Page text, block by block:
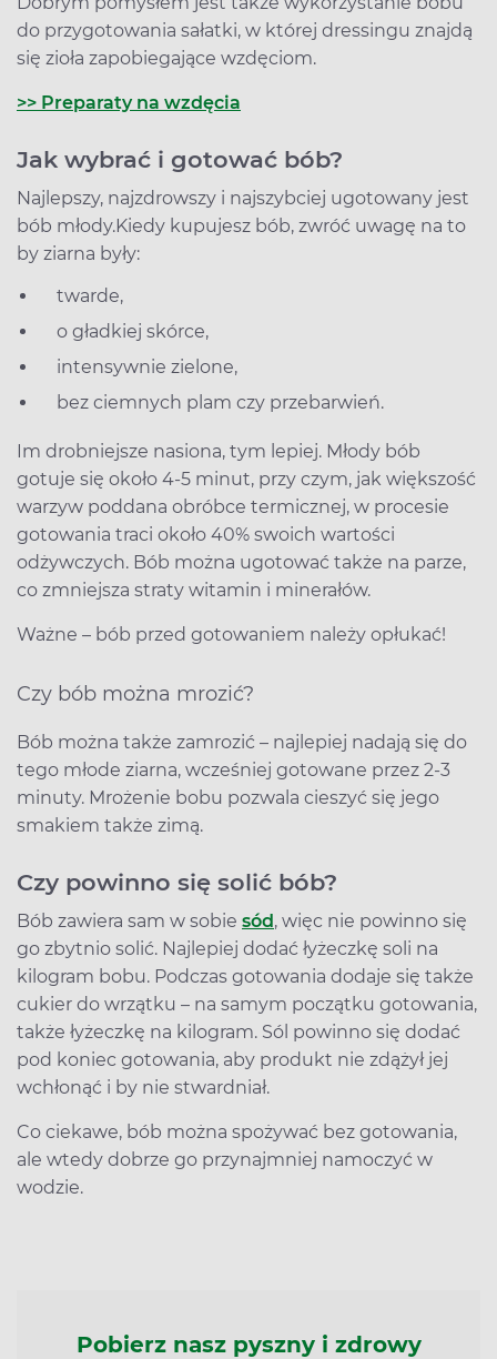
do przygotowania sałatki, w której dressingu znajdą
się zioła zapobiegające wzdęciom.
>> Preparaty na wzdęcia
Jak wybrać i gotować bób?
Najlepszy, najzdrowszy i najszybciej ugotowany jest
bób młody.Kiedy kupujesz bób, zwróć uwagę na to
by ziarna były:
twarde,
o gładkiej skórce,
intensywnie zielone,
bez ciemnych plam czy przebarwień.
Im drobniejsze nasiona, tym lepiej. Młody bób
gotuje się około 4-5 minut, przy czym, jak większość
warzyw poddana obróbce termicznej, w procesie
gotowania traci około 40% swoich wartości
odżywczych. Bób można ugotować także na parze,
co zmniejsza straty witamin i minerałów.
Ważne – bób przed gotowaniem należy opłukać!
Czy bób można mrozić?
Bób można także zamrozić – najlepiej nadają się do
tego młode ziarna, wcześniej gotowane przez 2-3
minuty. Mrożenie bobu pozwala cieszyć się jego
smakiem także zimą.
Czy powinno się solić bób?
Bób zawiera sam w sobie sód, więc nie powinno się
go zbytnio solić. Najlepiej dodać łyżeczkę soli na
kilogram bobu. Podczas gotowania dodaje się także
cukier do wrzątku – na samym początku gotowania,
także łyżeczkę na kilogram. Sól powinno się dodać
pod koniec gotowania, aby produkt nie zdążył jej
wchłonąć i by nie stwardniał.
Co ciekawe, bób można spożywać bez gotowania,
ale wtedy dobrze go przynajmniej namoczyć w
wodzie.
Pobierz nasz pyszny i zdrowy